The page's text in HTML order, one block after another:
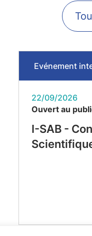
Evénement
22/09/2026
Ouvert au
I-SAB -